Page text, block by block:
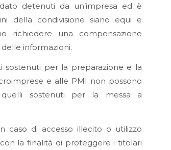
detenuti da un’impresa ed è
della condivisione siano equi e
richiedere una compensazione
informazioni.
sostenuti per la preparazione e la
e alle PMI non possono
sostenuti per la messa a
caso di accesso illecito o utilizzo
la finalità di proteggere i titolari